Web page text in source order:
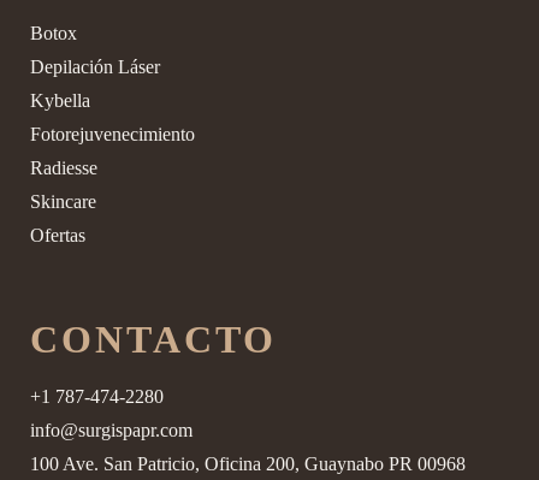
Botox
Depilación Láser
Kybella
Fotorejuvenecimiento
Radiesse
Skincare
Ofertas
CONTACTO
+1 787-474-2280
info@surgispapr.com
100 Ave. San Patricio, Oficina 200, Guaynabo PR 00968